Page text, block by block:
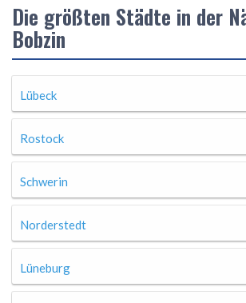
Die größten Städte in der
Bobzin
Lübeck
Rostock
Schwerin
Norderstedt
Lüneburg